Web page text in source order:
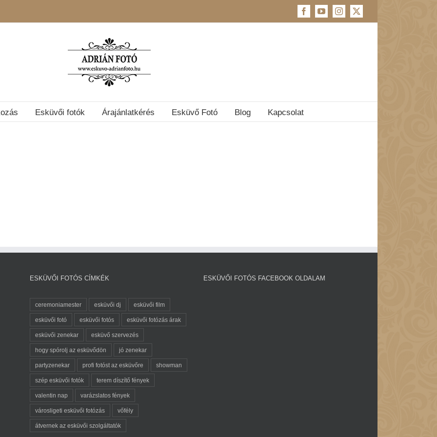
FacebookYouTubeInstagram
X
Esküvői fotók Árajánlatkérés Esküvő Fotó Blog Kapcsolat
ESKÜVŐI FOTÓS CÍMKÉK
ceremoniamester esküvői dj esküvői film
esküvői fotó esküvői fotós esküvői fotózás árak
esküvői zenekar esküvő szervezés
hogy spórolj az esküvődön jó zenekar
partyzenekar profi fotóst az esküvőre showman
szép esküvői fotók terem díszítő fények
valentin nap varázslatos fények
városligeti esküvői fotózás vőfély
átvernek az esküvői szolgáltatók
ESKÜVŐI FOTÓS FACEBOOK OLDALAM